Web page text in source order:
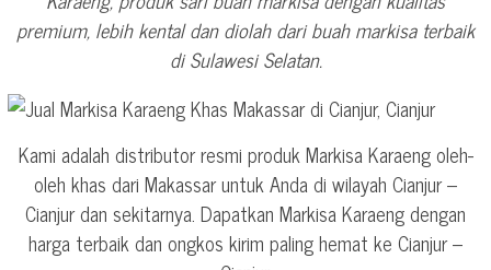
premium, lebih kental dan diolah dari buah markisa terbaik
di Sulawesi Selatan.
Kami adalah distributor resmi produk Markisa Karaeng oleh-
oleh khas dari Makassar untuk Anda di wilayah Cianjur –
Cianjur dan sekitarnya. Dapatkan Markisa Karaeng dengan
harga terbaik dan ongkos kirim paling hemat ke Cianjur –